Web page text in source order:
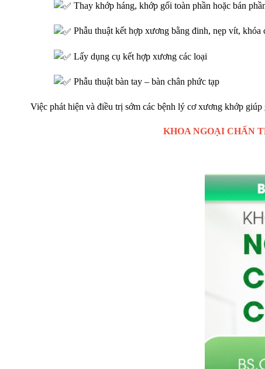
Thay khớp háng, khớp gối toàn phần hoặc bán
Phẫu thuật kết hợp xương bằng đinh, nẹp vít,
Lấy dụng cụ kết hợp xương các loại
Phẫu thuật bàn tay – bàn chân phức tạp
Việc phát hiện và điều trị sớm các bệnh lý cơ xương khớp
KHOA NGOẠI CHẤN